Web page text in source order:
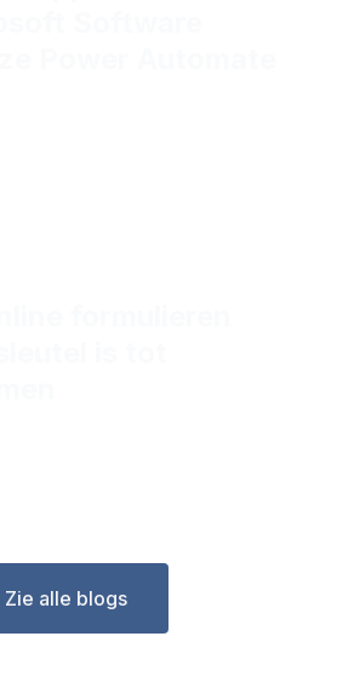
Zie alle blogs